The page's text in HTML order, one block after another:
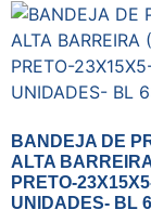
BANDEJA DE
ALTA
PRETO-
UNIDADES- BL